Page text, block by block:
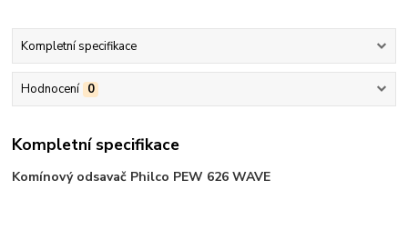
Kompletní specifikace
Hodnocení 0
Kompletní specifikace
Komínový odsavač Philco PEW 626 WAVE